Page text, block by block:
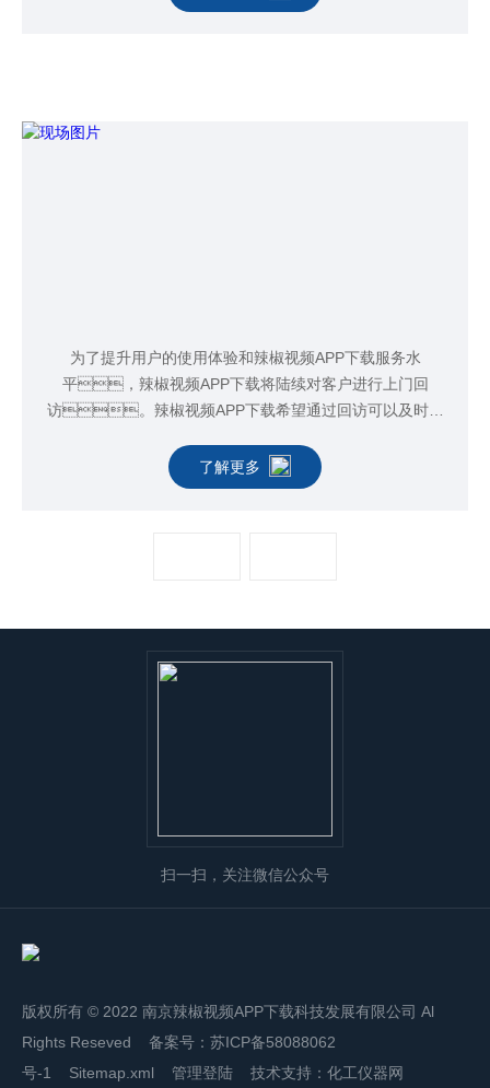
训。这样可以更好的了解客户的使用需求，
为了提升用户的使用体验和辣椒视频APP下载服务水
平，辣椒视频APP下载将陆续对客户进行上门回
访。辣椒视频APP下载希望通过回访可以及时的
障，对纯水机进行一些维护和保养以及对使用者做
一些保养培训。这样可以更好的了解客户的使用需
了解更多
扫一扫，关注微信公众号
版权所有 © 2022 南京辣椒视频APP下载科技发展有限公司 Al
Rights Reseved 备案号： 苏ICP备58088062
号-1
Sitemap.xml 管理登陆 技术支持： 化工仪器网